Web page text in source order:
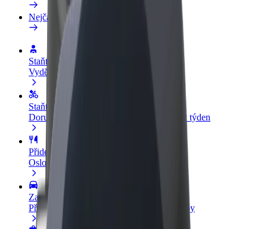
Nejčastější otázky
Staňte se řidičem
Vydělávejte podle sebe
Staňte se kurýrem
Doručujte jídlo a dostávejte výplatu každý týden
Přidejte restauraci nebo obchod
Oslovte více zákazníků a zvyšte si tržby
Zaregistrujte se jako flotilový partner
Přidejte svou flotilu k Boltu a zvyšte si tržby